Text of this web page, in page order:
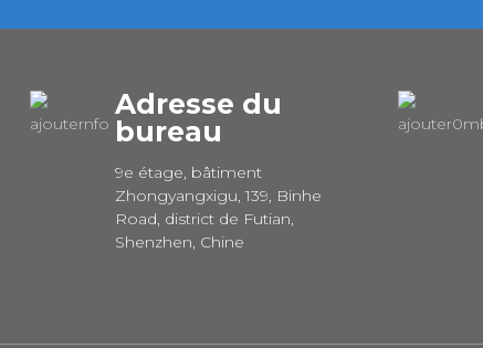
Adresse du
bureau
9e étage, bâtiment
Zhongyangxigu, 139, Binhe
Road, district de Futian,
Shenzhen, Chine